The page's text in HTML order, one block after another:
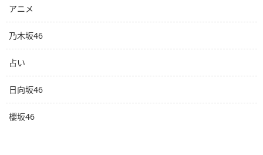
アニメ
乃木坂46
占い
日向坂46
櫻坂46